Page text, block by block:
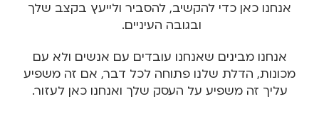
אנחנו כאן כדי להקשיב, להסביר ולייעץ בקצב שלך
ובגובה העיניים.
אנחנו מבינים שאנחנו עובדים עם אנשים ולא עם
מכונות, הדלת שלנו פתוחה לכל דבר, אם זה משפיע
עליך זה משפיע על העסק שלך ואנחנו כאן לעזור.